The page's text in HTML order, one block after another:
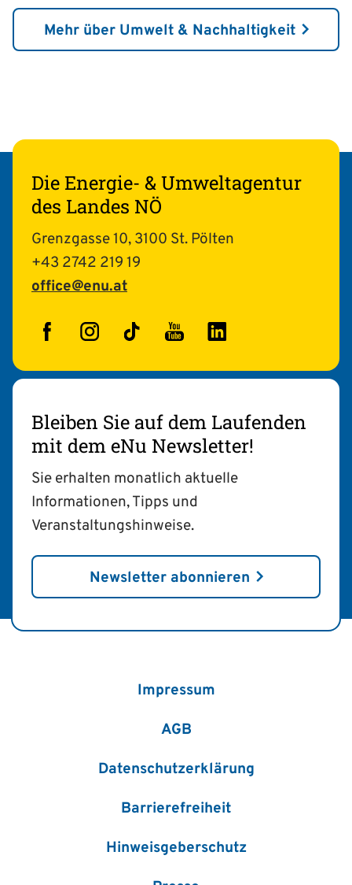
Mehr über Umwelt & Nachhaltigkeit
Die Energie- & Umweltagentur
des Landes NÖ
Grenzgasse 10, 3100 St. Pölten
+43 2742 219 19
office@enu.at
FacebookInstagram
TikTokYouTubeLinkedIn
Bleiben Sie auf dem Laufenden
mit dem eNu Newsletter!
Sie erhalten monatlich aktuelle
Informationen, Tipps und
Veranstaltungshinweise.
Newsletter abonnieren
Impressum
AGB
Datenschutzerklärung
Barrierefreiheit
Hinweisgeberschutz